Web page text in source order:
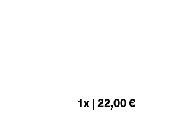
1x |22,00 €